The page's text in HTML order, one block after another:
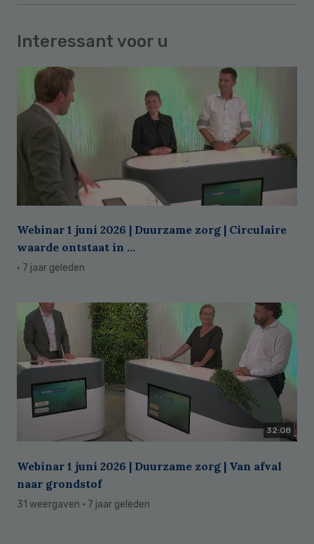
Interessant voor u
Webinar 1 juni 2026 | Duurzame zorg | Circulaire
waarde ontstaat in ...
· 7 jaar geleden
32:08
Webinar 1 juni 2026 | Duurzame zorg | Van afval
naar grondstof
31 weergaven · 7 jaar geleden